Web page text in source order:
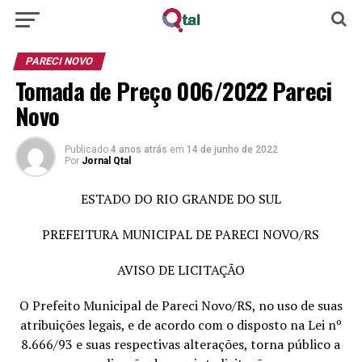
PARECI NOVO
Tomada de Preço 006/2022 Pareci
Novo
Publicado 4 anos atrás em 14 de junho de 2022
Por Jornal Qtal
ESTADO DO RIO GRANDE DO SUL
PREFEITURA MUNICIPAL DE PARECI NOVO/RS
AVISO DE LICITAÇÃO
O Prefeito Municipal de Pareci Novo/RS, no uso de suas
atribuições legais, e de acordo com o disposto na Lei nº
8.666/93 e suas respectivas alterações, torna público a